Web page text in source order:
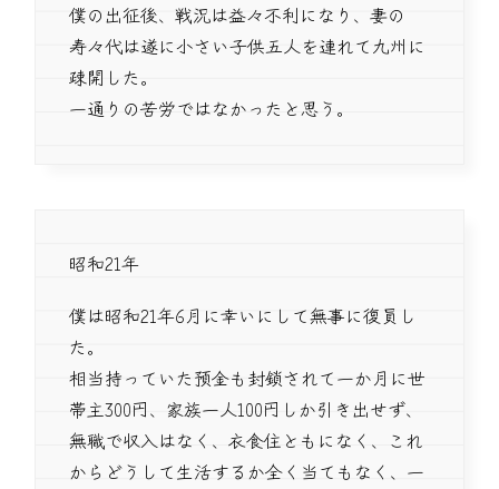
僕の出征後、戦況は益々不利になり、妻の
寿々代は遂に小さい子供五人を連れて九州に
疎開した。
一通りの苦労ではなかったと思う。
昭和21年
僕は昭和21年6月に幸いにして無事に復員し
た。
相当持っていた預金も封鎖されて一か月に世
帯主300円、家族一人100円しか引き出せず、
無職で収入はなく、衣食住ともになく、これ
からどうして生活するか全く当てもなく、一